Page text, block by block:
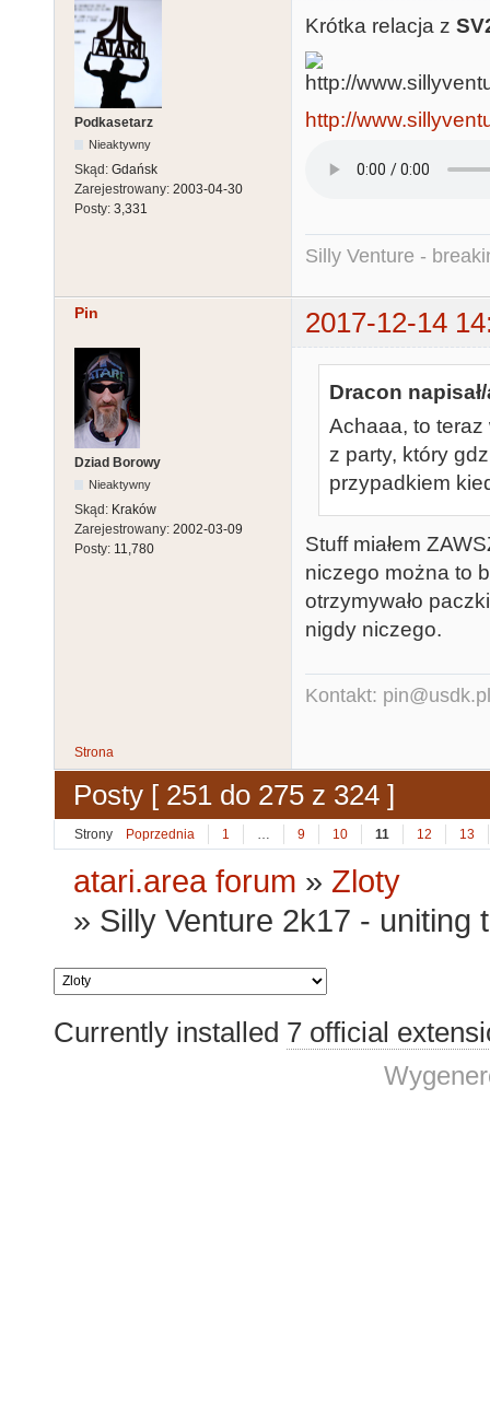
Podkasetarz
Nieaktywny
Skąd: Gdańsk
Zarejestrowany: 2003-04-30
Posty: 3,331
Krótka relacja z
http://
Silly Venture -
Pin 2017-12-14
Dziad Borowy
Nieaktywny
Skąd: Kraków
Zarejestrowany: 2002-03-09
Posty: 11,780
Dracon
Achaaa, to teraz
z party, który
przypadkiem
Stuff miałem
niczego można to
otrzymywało
nigdy niczego.
Kontakt: pin@usdk.pl
Strona
Posty [ 251 do 275 z 324 ]
Strony Poprzednia 1 … 9 10 11 12 13
atari.area forum » Zloty
» Silly Venture 2k17 - uniting
Currently installed 7 official